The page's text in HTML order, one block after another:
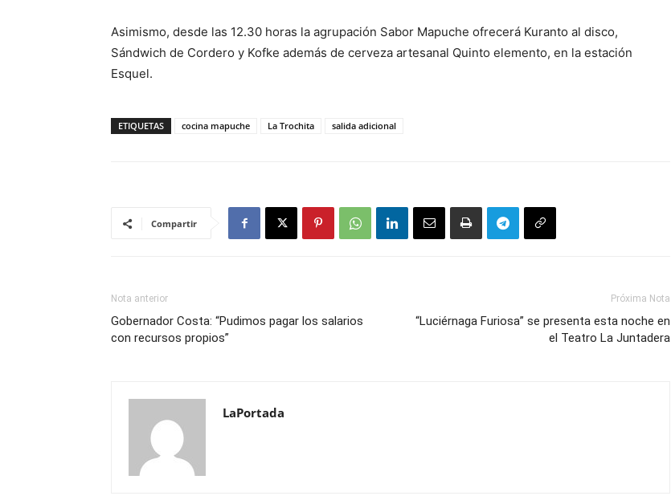
Asimismo, desde las 12.30 horas la agrupación Sabor Mapuche ofrecerá Kuranto al disco,
Sándwich de Cordero y Kofke además de cerveza artesanal Quinto elemento, en la estación
Esquel.
ETIQUETAS cocina mapuche La Trochita salida adicional
Compartir
Nota anterior
Gobernador Costa: “Pudimos pagar los salarios
con recursos propios”
Próxima Nota
“Luciérnaga Furiosa” se presenta esta noche en
el Teatro La Juntadera
LaPortada